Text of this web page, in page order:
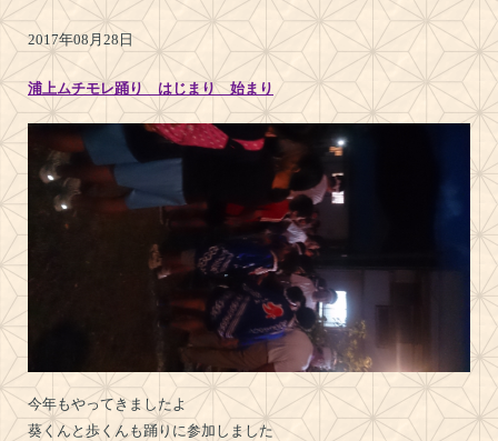
2017年08月28日
浦上ムチモレ踊り はじまり 始まり
今年もやってきましたよ
葵くんと歩くんも踊りに参加しました